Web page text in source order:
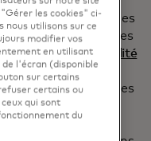
aux normes
responsables
de responsabilité
lancés en
et la protection des
contrôler et
et la
les cookies" ci-
nous utilisons sur ce
modifier vos
en utilisant
l'écran (disponible
sur certains
certains ou
qui sont
du